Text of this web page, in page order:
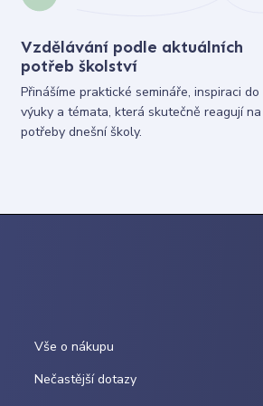
Vzdělávání podle aktuálních
potřeb školství
Přinášíme praktické semináře, inspiraci do
výuky a témata, která skutečně reagují na
potřeby dnešní školy.
Vše o nákupu
Nečastější dotazy